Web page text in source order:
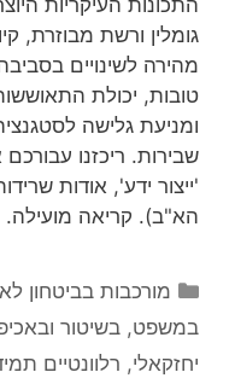
התכונות העיקריות
גומלין ורשת מבוזרת,
מהירה לשינויים
טובות, יכולת
ומניעת גלישה
שבירות. ריכזנו
'ייצור ידע', אודות
הא"ב). קריאה מועילה.
קטגוריות
מורכבות בביטחון
במשפט, בשיטור
יחזקאלי, רלוונטיים